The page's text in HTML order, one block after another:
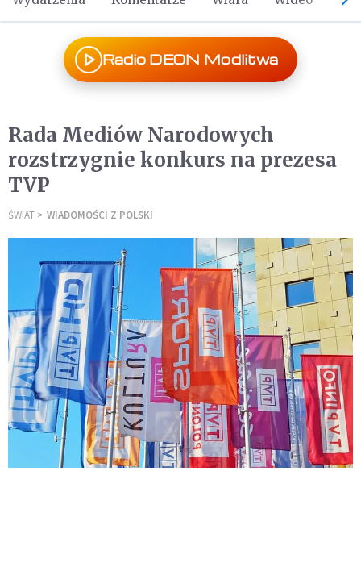
Radio DEON Modlitwa
Rada Mediów Narodowych
rozstrzygnie konkurs na prezesa
TVP
ŚWIAT WIADOMOŚCI Z POLSKI